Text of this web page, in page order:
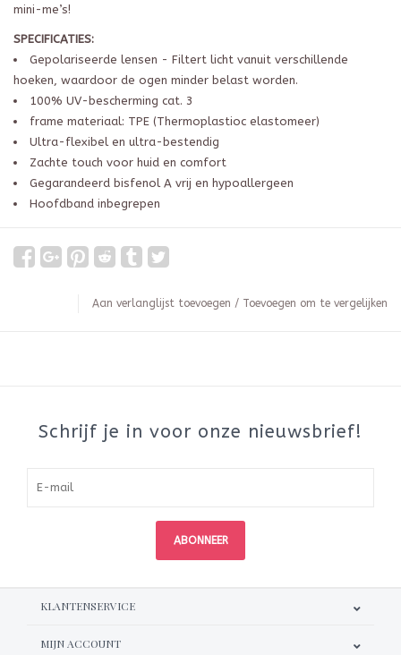
mini-me’s!
SPECIFICATIES:
Gepolariseerde lensen - Filtert licht vanuit verschillende
hoeken, waardoor de ogen minder belast worden.
100% UV-bescherming cat. 3
frame materiaal: TPE (Thermoplastioc elastomeer)
Ultra-flexibel en ultra-bestendig
Zachte touch voor huid en comfort
Gegarandeerd bisfenol A vrij en hypoallergeen
Hoofdband inbegrepen
Aan verlanglijst toevoegen / Toevoegen om te vergelijken
Schrijf je in voor onze nieuwsbrief!
ABONNEER
KLANTENSERVICE
MIJN ACCOUNT